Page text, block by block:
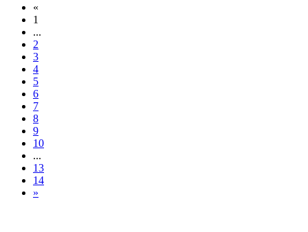
«
1
...
2
3
4
5
6
7
8
9
10
...
13
14
»